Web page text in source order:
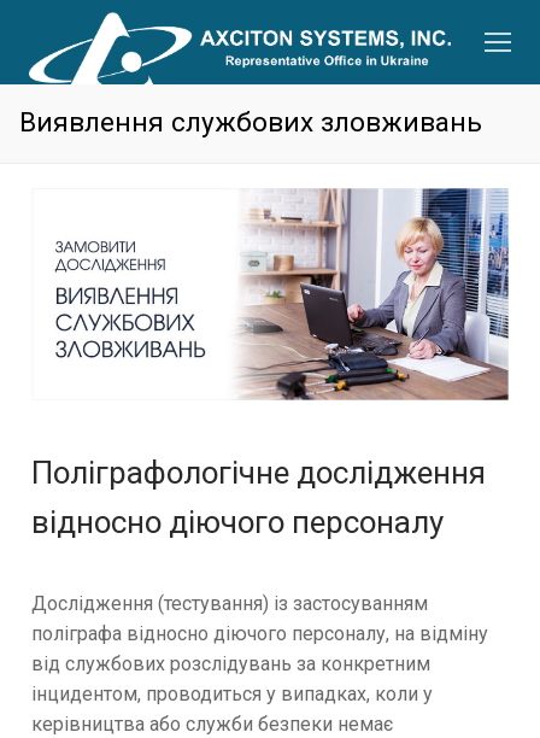
Виявлення службових зловживань
Поліграфологічне дослідження
відносно діючого персоналу
Дослідження (тестування) із застосуванням
поліграфа відносно діючого персоналу, на відміну
від службових розслідувань за конкретним
інцидентом, проводиться у випадках, коли у
керівництва або служби безпеки немає